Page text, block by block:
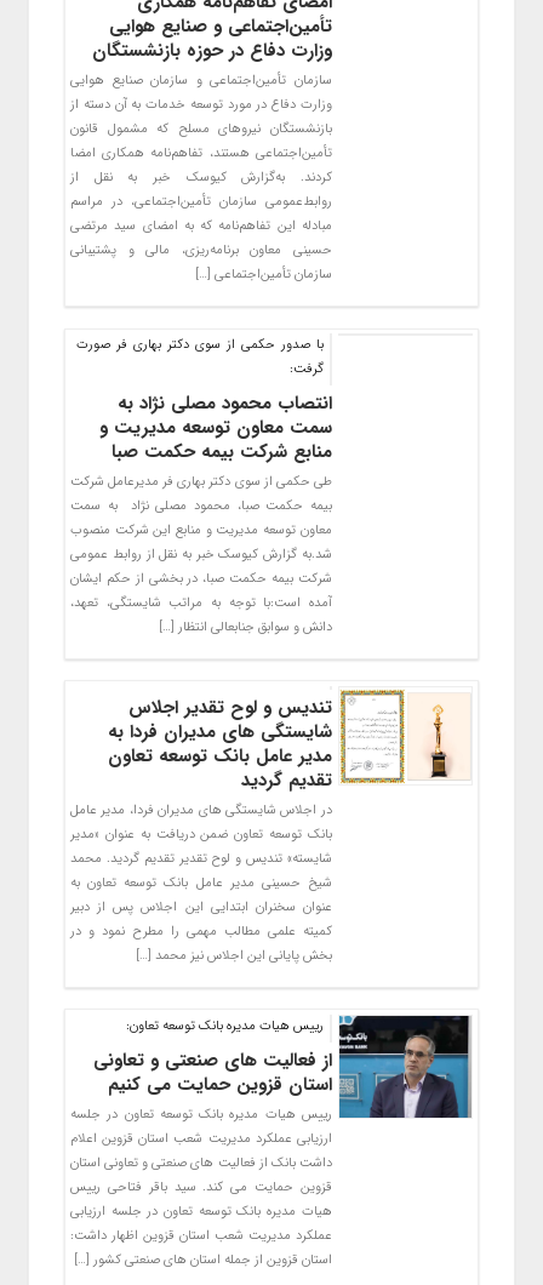
تأمین‌اجتماعی و صنایع هوایی
وزارت دفاع در حوزه بازنشستگان
سازمان تأمین‌اجتماعی و سازمان صنایع هوایی
وزارت دفاع در مورد توسعه خدمات به آن دسته از
بازنشستگان نیروهای مسلح که مشمول قانون
تأمین‌اجتماعی هستند، تفاهم‌نامه همکاری امضا
کردند. به‌گزارش کیوسک خبر به نقل از
روابط‌عمومی سازمان تأمین‌اجتماعی، در مراسم
مبادله این تفاهم‌نامه که به امضای سید مرتضی
حسینی معاون برنامه‌ریزی، مالی و پشتیبانی
سازمان تأمین‌اجتماعی […]
با صدور حکمی از سوی دکتر بهاری فر صورت
گرفت:
انتصاب محمود مصلی نژاد به
سمت معاون توسعه مدیریت و
منابع شرکت بیمه حکمت صبا
طی حکمی از سوی دکتر بهاری فر مدیرعامل شرکت
بیمه حکمت صبا، محمود مصلی نژاد به سمت
معاون توسعه مدیریت و منابع این شرکت منصوب
شد.به گزارش کیوسک خبر به نقل از روابط عمومی
شرکت بیمه حکمت صبا، در بخشی از حکم ایشان
آمده است:با توجه به مراتب شایستگی، تعهد،
دانش و سوابق جنابعالی انتظار […]
تندیس و لوح تقدیر اجلاس
شایستگی های مدیران فردا به
مدیر عامل بانک توسعه تعاون
تقدیم گردید
در اجلاس شایستگی های مدیران فردا، مدیر عامل
بانک توسعه تعاون ضمن دریافت به عنوان «مدیر
شایسته» تندیس و لوح تقدیر تقدیم گردید. محمد
شیخ حسینی مدیر عامل بانک توسعه تعاون به
عنوان سخنران ابتدایی این اجلاس پس از دبیر
کمیته علمی مطالب مهمی را مطرح نمود و در
بخش پایانی این اجلاس نیز محمد […]
رییس هیات مدیره بانک توسعه تعاون:
از فعالیت های صنعتی و تعاونی
استان قزوین حمایت می کنیم
رییس هیات مدیره بانک توسعه تعاون در جلسه
ارزیابی عملکرد مدیریت شعب استان قزوین اعلام
داشت بانک از فعالیت های صنعتی و تعاونی استان
قزوین حمایت می کند. سید باقر فتاحی رییس
هیات مدیره بانک توسعه تعاون در جلسه ارزیابی
عملکرد مدیریت شعب استان قزوین اظهار داشت:
استان قزوین از جمله استان های صنعتی کشور […]